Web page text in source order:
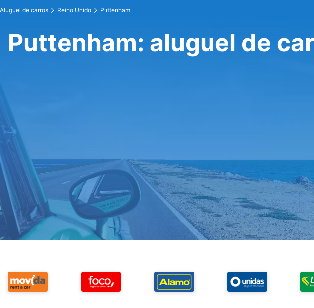
Aluguel de carros Reino Unido Puttenham
Puttenham: aluguel de